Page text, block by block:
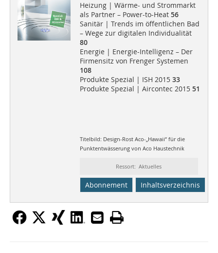
Heizung | Wärme- und Strommarkt
als Partner – Power-to-Heat 56
Sanitär | Trends im öffentlichen Bad
– Wege zur digitalen Individualität
80
Energie | Energie-Intelligenz – Der
Firmensitz von Frenger Systemen
108
Produkte Spezial | ISH 2015 33
Produkte Spezial | Aircontec 2015 51
Titelbild: Design-Rost Aco-„Hawaii“ für die
Punktentwässerung von Aco Haustechnik
Ressort: Aktuelles
Abonnement Inhaltsverzeichnis